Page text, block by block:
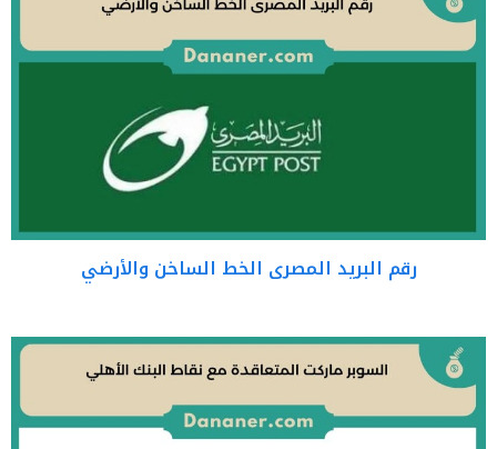
رقم البريد المصرى الخط الساخن والأرضي